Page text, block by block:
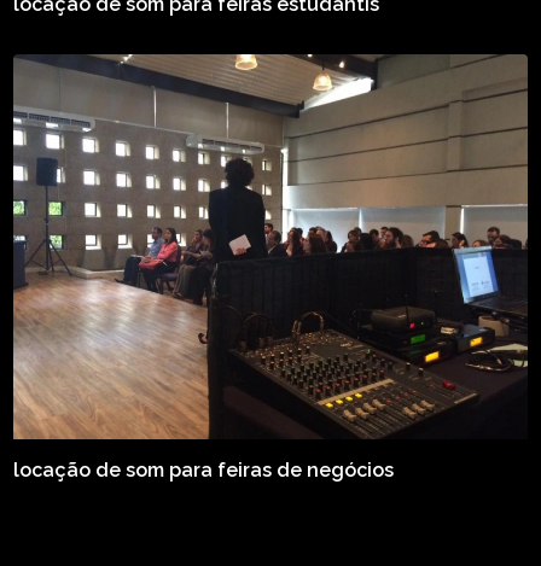
locação de som para feiras de negócios